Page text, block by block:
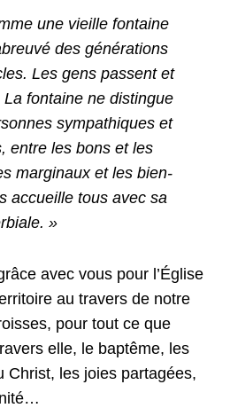
une vieille fontaine
des générations
Les gens passent et
fontaine ne distingue
sympathiques et
entre les bons et les
marginaux et les bien-
accueille tous avec sa
»
avec vous pour l’Église
au travers de notre
pour tout ce que
elle, le baptême, les
Christ, les joies partagées,